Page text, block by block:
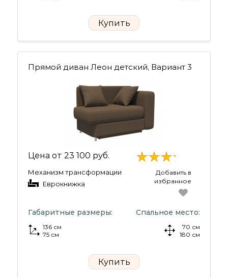
Купить
Прямой диван Леон детский, Вариант 3
Цена от 23 100 руб.
Механизм трансформации
Еврокнижка
Добавить в
избранное
Габаритные размеры:
136 см
75 см
Спальное место:
70 см
180 см
Купить